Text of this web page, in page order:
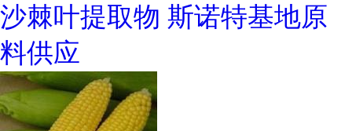
沙棘叶提取物 斯诺特基地原
料供应